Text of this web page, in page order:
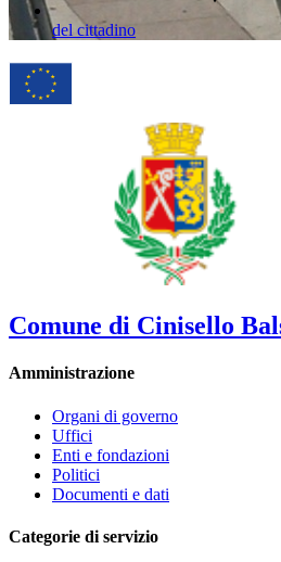
del cittadino
Comune di Cinisello
Amministrazione
Organi di governo
Uffici
Enti e fondazioni
Politici
Documenti e dati
Categorie di servizio